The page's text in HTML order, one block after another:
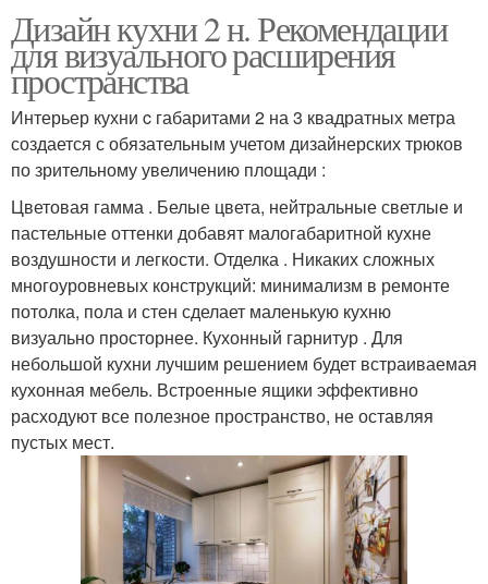
Дизайн кухни 2 н. Рекомендации
для визуального расширения
пространства
Интерьер кухни c габаритами 2 на 3 квадратных метра
создается с обязательным учетом дизайнерских трюков
по зрительному увеличению площади :
Цветовая гамма . Белые цвета, нейтральные светлые и
пастельные оттенки добавят малогабаритной кухне
воздушности и легкости. Отделка . Никаких сложных
многоуровневых конструкций: минимализм в ремонте
потолка, пола и стен сделает маленькую кухню
визуально просторнее. Кухонный гарнитур . Для
небольшой кухни лучшим решением будет встраиваемая
кухонная мебель. Встроенные ящики эффективно
расходуют все полезное пространство, не оставляя
пустых мест.